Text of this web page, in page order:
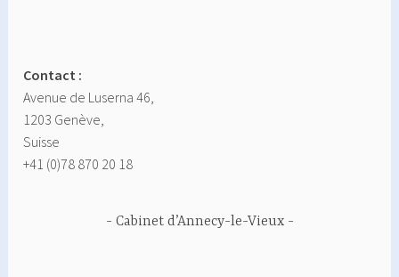
Contact :
Avenue de Luserna 46,
1203 Genève,
Suisse
+41 (0)78 870 20 18
Cabinet d’Annecy-le-Vieux